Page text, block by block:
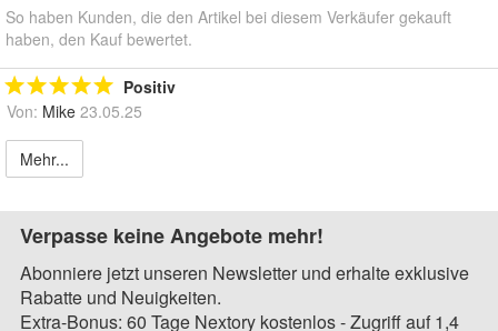
So haben Kunden, die den Artikel bei diesem Verkäufer gekauft
haben, den Kauf bewertet.
Positiv
Von: Mike 23.05.25
Mehr...
Verpasse keine Angebote mehr!
Abonniere jetzt unseren Newsletter und erhalte exklusive
Rabatte und Neuigkeiten.
Extra-Bonus: 60 Tage Nextory kostenlos - Zugriff auf 1,4